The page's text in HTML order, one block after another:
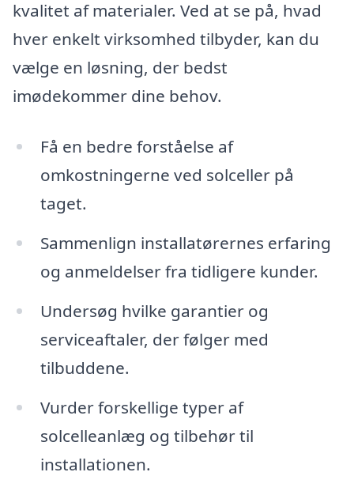
kvalitet af materialer. Ved at se på, hvad
hver enkelt virksomhed tilbyder, kan du
vælge en løsning, der bedst
imødekommer dine behov.
Få en bedre forståelse af
omkostningerne ved solceller på
taget.
Sammenlign installatørernes erfaring
og anmeldelser fra tidligere kunder.
Undersøg hvilke garantier og
serviceaftaler, der følger med
tilbuddene.
Vurder forskellige typer af
solcelleanlæg og tilbehør til
installationen.